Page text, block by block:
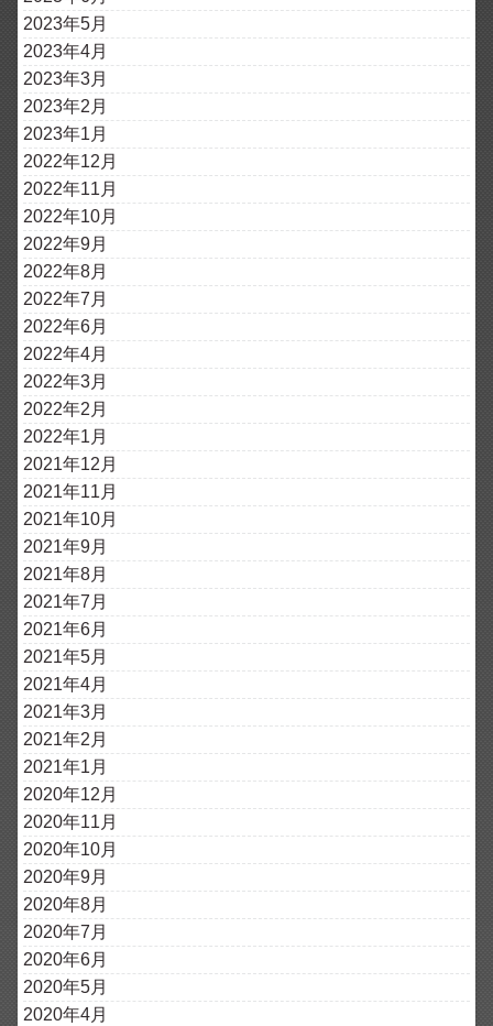
2023年5月
2023年4月
2023年3月
2023年2月
2023年1月
2022年12月
2022年11月
2022年10月
2022年9月
2022年8月
2022年7月
2022年6月
2022年4月
2022年3月
2022年2月
2022年1月
2021年12月
2021年11月
2021年10月
2021年9月
2021年8月
2021年7月
2021年6月
2021年5月
2021年4月
2021年3月
2021年2月
2021年1月
2020年12月
2020年11月
2020年10月
2020年9月
2020年8月
2020年7月
2020年6月
2020年5月
2020年4月